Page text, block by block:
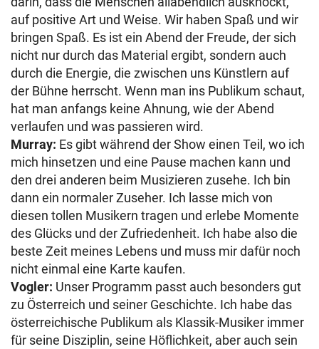
auf positive Art und Weise. Wir haben Spaß und wir
bringen Spaß. Es ist ein Abend der Freude, der sich
nicht nur durch das Material ergibt, sondern auch
durch die Energie, die zwischen uns Künstlern auf
der Bühne herrscht. Wenn man ins Publikum schaut,
hat man anfangs keine Ahnung, wie der Abend
verlaufen und was passieren wird.
Murray: Es gibt während der Show einen Teil, wo ich
mich hinsetzen und eine Pause machen kann und
den drei anderen beim Musizieren zusehe. Ich bin
dann ein normaler Zuseher. Ich lasse mich von
diesen tollen Musikern tragen und erlebe Momente
des Glücks und der Zufriedenheit. Ich habe also die
beste Zeit meines Lebens und muss mir dafür noch
nicht einmal eine Karte kaufen.
Vogler: Unser Programm passt auch besonders gut
zu Österreich und seiner Geschichte. Ich habe das
österreichische Publikum als Klassik-Musiker immer
für seine Disziplin, seine Höflichkeit, aber auch sein